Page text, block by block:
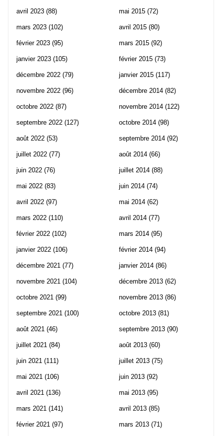
avril 2023 (88)
mars 2023 (102)
février 2023 (95)
janvier 2023 (105)
décembre 2022 (79)
novembre 2022 (96)
octobre 2022 (87)
septembre 2022 (127)
août 2022 (53)
juillet 2022 (77)
juin 2022 (76)
mai 2022 (83)
avril 2022 (97)
mars 2022 (110)
février 2022 (102)
janvier 2022 (106)
décembre 2021 (77)
novembre 2021 (104)
octobre 2021 (99)
septembre 2021 (100)
août 2021 (46)
juillet 2021 (84)
juin 2021 (111)
mai 2021 (106)
avril 2021 (136)
mars 2021 (141)
février 2021 (97)
mai 2015 (72)
avril 2015 (80)
mars 2015 (92)
février 2015 (73)
janvier 2015 (117)
décembre 2014 (82)
novembre 2014 (122)
octobre 2014 (98)
septembre 2014 (92)
août 2014 (66)
juillet 2014 (88)
juin 2014 (74)
mai 2014 (62)
avril 2014 (77)
mars 2014 (95)
février 2014 (94)
janvier 2014 (86)
décembre 2013 (62)
novembre 2013 (86)
octobre 2013 (81)
septembre 2013 (90)
août 2013 (60)
juillet 2013 (75)
juin 2013 (92)
mai 2013 (95)
avril 2013 (85)
mars 2013 (71)